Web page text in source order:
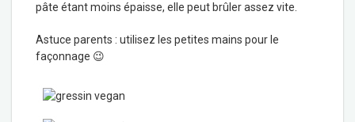
pâte étant moins épaisse, elle peut brûler assez vite.
Astuce parents : utilisez les petites mains pour le
façonnage 😉